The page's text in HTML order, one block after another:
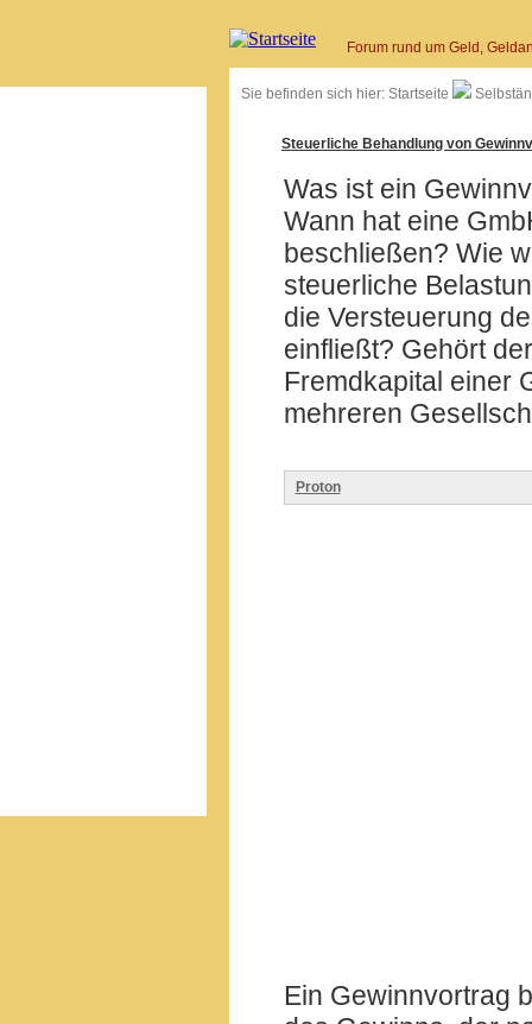
Forum rund um Geld,
Sie befinden sich hier: Startseite
Steuerliche Behandlung von
Was ist ein
Wann hat eine
beschließen? Wie
steuerliche
die Versteuerung
einfließt? Gehört
Fremdkapital einer
mehreren
Proton
Ein Gewinnvortrag